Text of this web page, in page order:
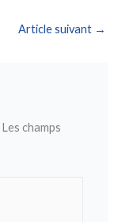
Article suivant →
Les champs